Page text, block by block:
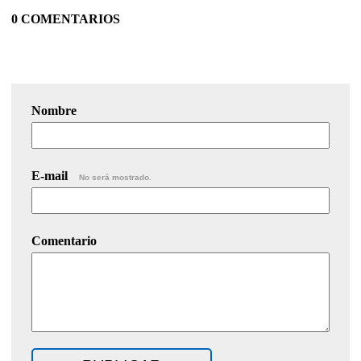
0 COMENTARIOS
Nombre
E-mail No será mostrado.
Comentario